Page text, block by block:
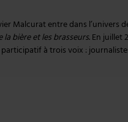
Malcurat entre dans l’univers
la bière et les brasseurs. En juillet
à trois voix :